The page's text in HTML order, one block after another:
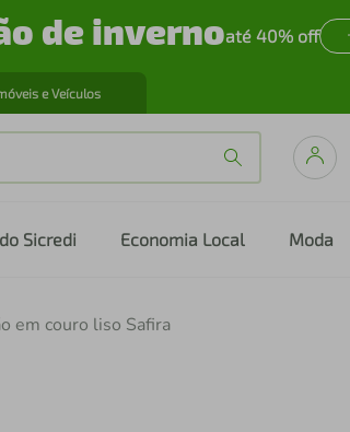
de invernoaté 40% off
e Veículos
Sicredi Economia Local Moda
em couro liso Safira